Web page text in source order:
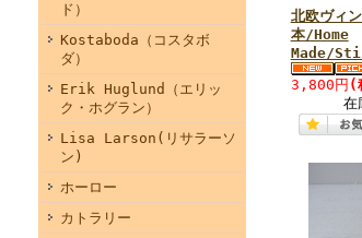
ド）
Kostaboda（コスタボ
ダ）
Erik Huglund（エリッ
ク・ホグラン）
Lisa Larson(リサラーソ
ン)
ホーロー
カトラリー
北欧ヴィ
本/Home
Made/
3,800円 (
在